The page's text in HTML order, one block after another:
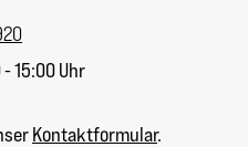
15:00 Uhr
Kontaktformular.